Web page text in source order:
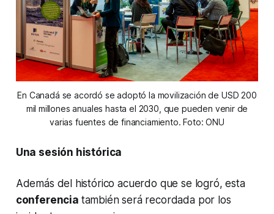
En Canadá se acordó se adoptó la movilización de USD 200
mil millones anuales hasta el 2030, que pueden venir de
varias fuentes de financiamiento. Foto: ONU
Una sesión histórica
Además del histórico acuerdo que se logró, esta
conferencia también será recordada por los